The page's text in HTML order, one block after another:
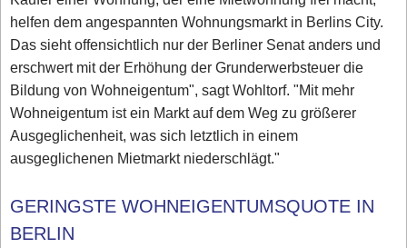
helfen dem angespannten Wohnungsmarkt in Berlins City.
Das sieht offensichtlich nur der Berliner Senat anders und
erschwert mit der Erhöhung der Grunderwerbsteuer die
Bildung von Wohneigentum", sagt Wohltorf. "Mit mehr
Wohneigentum ist ein Markt auf dem Weg zu größerer
Ausgeglichenheit, was sich letztlich in einem
ausgeglichenen Mietmarkt niederschlägt."
GERINGSTE WOHNEIGENTUMSQUOTE IN
BERLIN